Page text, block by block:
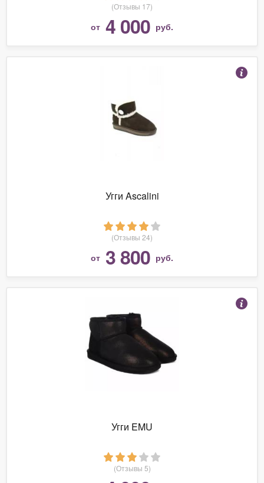
(Отзывы 17)
от 4 000 руб.
Угги Ascalini
(Отзывы 24)
от 3 800 руб.
Угги EMU
(Отзывы 5)